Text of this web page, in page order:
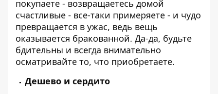
покупаете - возвращаетесь домой
счастливые - все-таки примеряете - и чудо
превращается в ужас, ведь вещь
оказывается бракованной. Да-да, будьте
бдительны и всегда внимательно
осматривайте то, что приобретаете.
Дешево и сердито